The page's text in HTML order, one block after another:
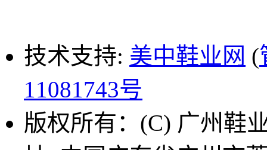
技术支持: 美中鞋业网 (
11081743号
版权所有：(C) 广州鞋